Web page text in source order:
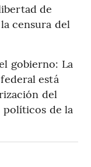
de
censura del
gobierno: La
está
del
de la